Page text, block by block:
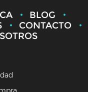
BLOG
CONTACTO